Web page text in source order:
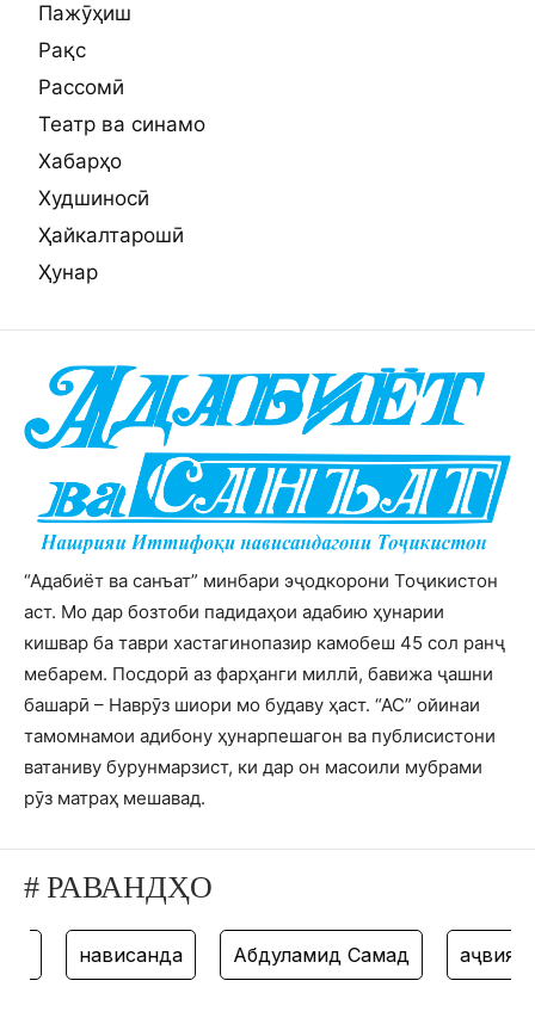
Пажӯҳиш
Рақс
Рассомӣ
Театр ва синамо
Хабарҳо
Худшиносӣ
Ҳайкалтарошӣ
Ҳунар
“Адабиёт ва санъат” минбари эҷодкорони Тоҷикистон
аст. Мо дар бозтоби падидаҳои адабию ҳунарии
кишвар ба таври хастагинопазир камобеш 45 сол ранҷ
мебарем. Посдорӣ аз фарҳанги миллӣ, бавижа ҷашни
башарӣ – Наврӯз шиори мо будаву ҳаст. “АС” ойинаи
тамомнамои адибону ҳунарпешагон ва публисистони
ватаниву бурунмарзист, ки дар он масоили мубрами
рӯз матраҳ мешавад.
# РАВАНДҲО
нависанда Абдулҳамид Самад ҳаҷвия